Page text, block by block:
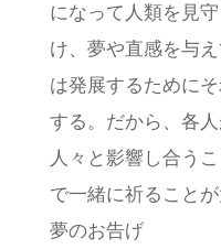
になって人類を見
け、夢や直感を与
は発展するために
する。だから、各
人々と影響し合う
で一緒に祈ることが
夢のお告げ